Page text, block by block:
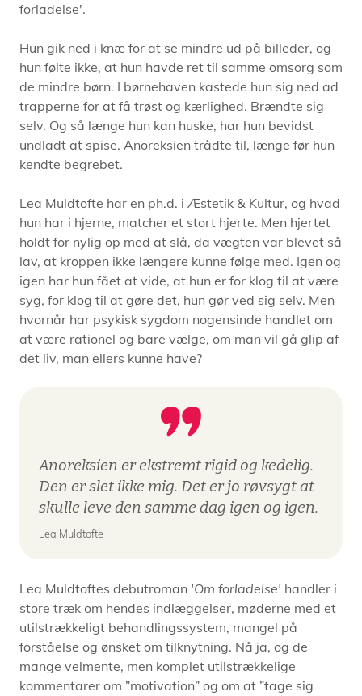
forladelse'.
Hun gik ned i knæ for at se mindre ud på billeder, og
hun følte ikke, at hun havde ret til samme omsorg som
de mindre børn. I børnehaven kastede hun sig ned ad
trapperne for at få trøst og kærlighed. Brændte sig
selv. Og så længe hun kan huske, har hun bevidst
undladt at spise. Anoreksien trådte til, længe før hun
kendte begrebet.
Lea Muldtofte har en ph.d. i Æstetik & Kultur, og hvad
hun har i hjerne, matcher et stort hjerte. Men hjertet
holdt for nylig op med at slå, da vægten var blevet så
lav, at kroppen ikke længere kunne følge med. Igen og
igen har hun fået at vide, at hun er for klog til at være
syg, for klog til at gøre det, hun gør ved sig selv. Men
hvornår har psykisk sygdom nogensinde handlet om
at være rationel og bare vælge, om man vil gå glip af
det liv, man ellers kunne have?
Anoreksien er ekstremt rigid og kedelig.
Den er slet ikke mig. Det er jo røvsygt at
skulle leve den samme dag igen og igen.
Lea Muldtofte
Lea Muldtoftes debutroman 'Om forladelse' handler i
store træk om hendes indlæggelser, møderne med et
utilstrækkeligt behandlingssystem, mangel på
forståelse og ønsket om tilknytning. Nå ja, og de
mange velmente, men komplet utilstrækkelige
kommentarer om ”motivation” og om at ”tage sig